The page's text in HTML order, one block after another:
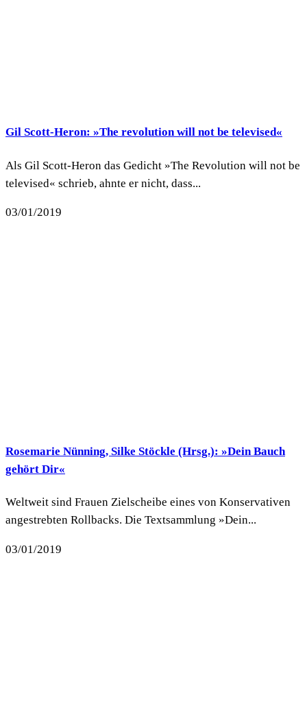
Gil Scott-Heron: »The revolution will not be televised«
Als Gil Scott-Heron das Gedicht »The Revolution will not be
televised« schrieb, ahnte er nicht, dass...
03/01/2019
Rosemarie Nünning, Silke Stöckle (Hrsg.): »Dein Bauch
gehört Dir«
Weltweit sind Frauen Zielscheibe eines von Konservativen
angestrebten Rollbacks. Die Textsammlung »Dein...
03/01/2019